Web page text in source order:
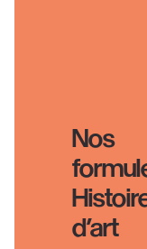
Nos
d’art